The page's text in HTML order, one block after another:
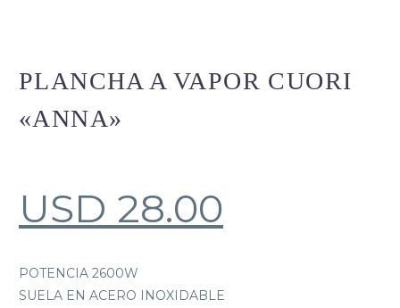
PLANCHA A VAPOR CUORI
«ANNA»
USD 28.00
POTENCIA 2600W
SUELA EN ACERO INOXIDABLE